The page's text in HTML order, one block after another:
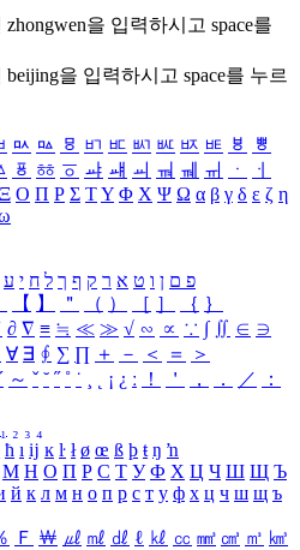
zhongwen을 입력하시고 space를
beijing을 입력하시고 space를 누르
ㅯ ㅰ ㅱ ㅲ ㅳ ㅴ ㅵ ㅶ ㅷ ㅸ
ㅹ
ㆄ ㆅ ㆆ ㆇ ㆈ ㆉ ㆊ ㆋ ㆌ ㆍ
ㆎ
Ξ Ο Π Ρ Σ ΤΥ Φ Χ Ψ Ω α β γ δ ε ζ η
פ ם ן ו ט א ר ק ף ך ל ח י ע
【 】 ＂ （ ） ［ ］ ｛ ｝
∂ ∇ ≡ ≒ ≪ ≫ √ ∽ ∝ ∵ ∫ ∬ ∈ ∋
∀ ∃ ∮ ∑ ∏ ＋ － ＜ ＝
＞
´ ～ ˇ ˘ ˝ ˚ ˙ ¸ ¡ ¿ ː ！ ＇ ， ． ／
：
₁ ₂ ₃ ₄
ħ ı ĳ ĸ ŀ ł ø œ ß þ ŧ ŋ ŉ
М Н О П Р С Т У Ф Х Ц Ч Ш Щ Ъ
й к л м н о п р с т у ф х ц ч ш щ ъ
Ｆ ￦ ㎕ ㎖ ㎗ ℓ ㎘ ㏄ ㎣ ㎤ ㎥ ㎦